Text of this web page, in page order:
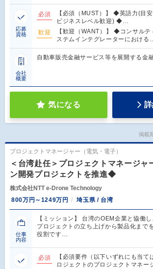
応募
資格
必須
【必須（MUST）】 ◆英語力(目
ビジネスレベル歓迎) ◆…
歓迎
【歓迎（WANT）】 ◆コンサルテ
ステムインテグレーターにおける
会社
概要
自動車販売金融サービス等を展開する金
気になる
掲載
プロジェクトマネージャー（電気・電子）
＜台湾赴任＞プロジェクトマネージ
ン開発プロジェクトを推進◆
株式会社NTT e-Drone Technology
800万円～1249万円
埼玉県 / 台湾
仕事
内容
【ミッション】 台湾のOEM企業と協働
プロジェクトの立ち上げから製品化まで
役割です…
必須
【必須要件（以下いずれにも当
ロジェクトのプロジェクトマネー